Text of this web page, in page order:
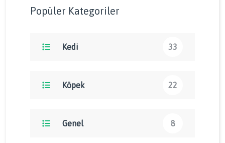
Popüler Kategoriler
Kedi 33
Köpek 22
Genel 8